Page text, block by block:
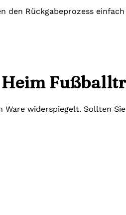
Rückgabeprozess
widerspiegelt. Sollten